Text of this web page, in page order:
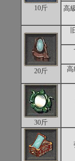
10斤
高
20斤
30斤